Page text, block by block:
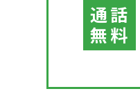
通話
無料